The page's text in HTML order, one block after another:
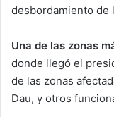
desbordamiento de
Una de las zonas
donde llegó el
de las zonas
Dau, y otros